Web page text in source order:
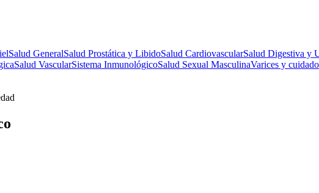
Salud GeneralSalud Prostática y LibidoSalud CardiovascularSalud Digestiva y
Salud VascularSistema InmunológicoSalud Sexual MasculinaVarices y